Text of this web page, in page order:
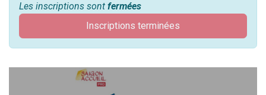
Les inscriptions sont fermées
Inscriptions terminées